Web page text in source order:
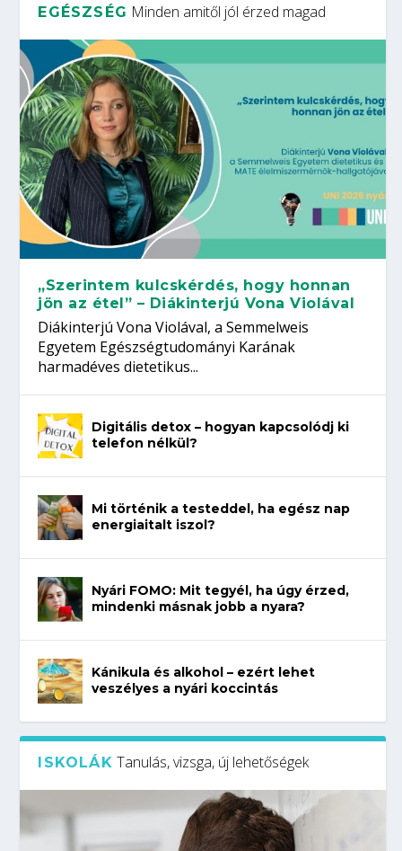
EGÉSZSÉG Minden amitől jól érzed magad
„Szerintem kulcskérdés, hogy honnan
jön az étel” – Diákinterjú Vona Violával
Diákinterjú Vona Violával, a Semmelweis
Egyetem Egészségtudományi Karának
harmadéves dietetikus...
Digitális detox – hogyan kapcsolódj ki
telefon nélkül?
Mi történik a testeddel, ha egész nap
energiaitalt iszol?
Nyári FOMO: Mit tegyél, ha úgy érzed,
mindenki másnak jobb a nyara?
Kánikula és alkohol – ezért lehet
veszélyes a nyári koccintás
ISKOLÁK Tanulás, vizsga, új lehetőségek